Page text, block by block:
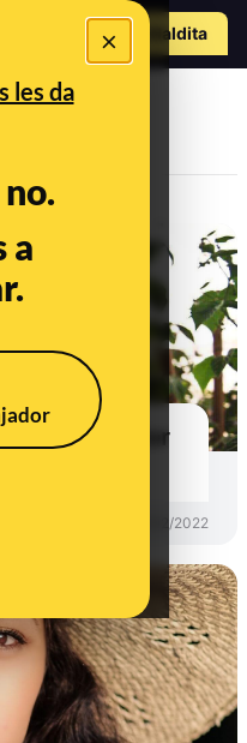
×
les da
a
Hazte Maldito
aclara el color
17/02/2022